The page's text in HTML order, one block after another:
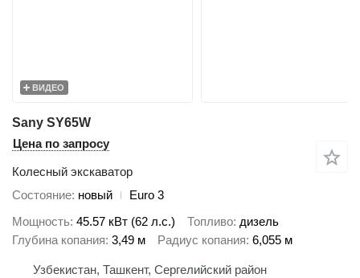
ВИДЕО
Sany SY65W
Цена по запросу
Колесный экскаватор
Состояние новый
Euro 3
Мощность 45.57 кВт (62 л.с.) Топливо дизель
Глубина копания 3,49 м Радиус копания 6,055 м
Узбекистан, Ташкент, Сергелийский район